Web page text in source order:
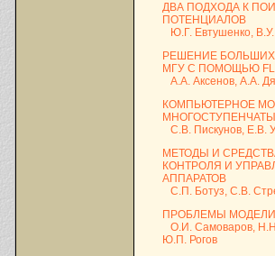
ДВА ПОДХОДА К
ПОТЕНЦИАЛОВ
Ю.Г. Евтушенко,
РЕШЕНИЕ
МГУ С ПОМОЩЬЮ
А.А. Аксенов, А.А.
КОМПЬЮТЕРНОЕ
С.В. Пискунов, Е.В.
МЕТОДЫ И
КОНТРОЛЯ И
АППАРАТОВ
С.П. Ботуз, С.В.
ПРОБЛЕМЫ
О.И. Самоваров,
Ю.П. Рогов